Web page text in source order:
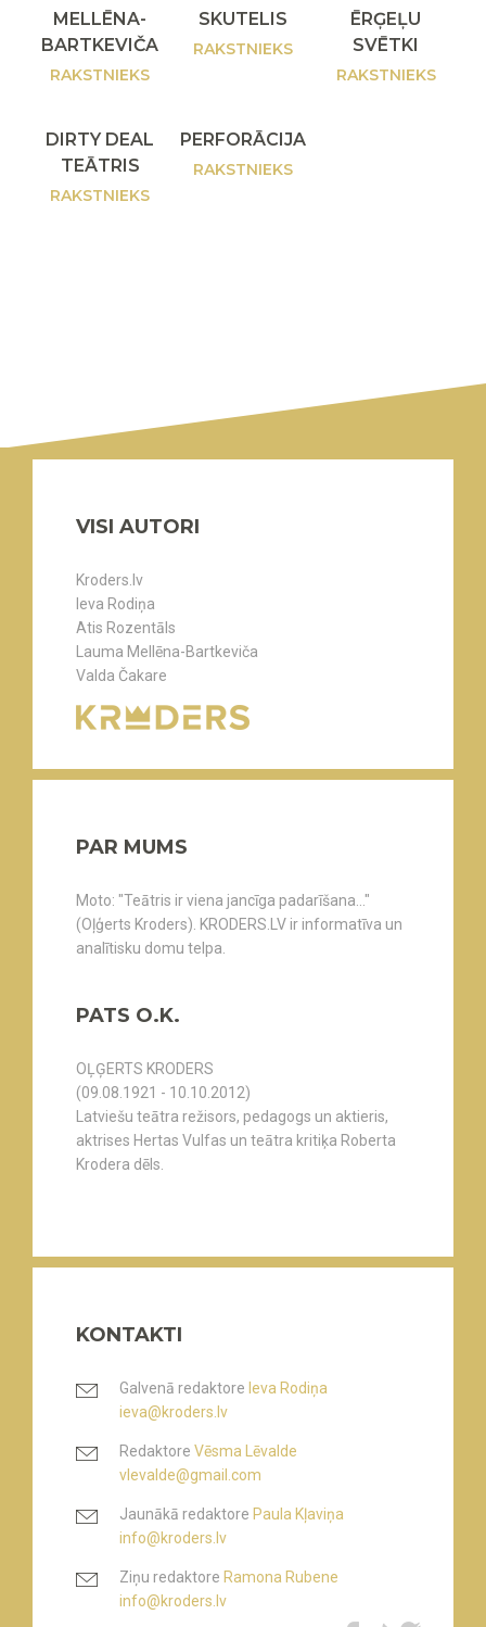
MELLĒNA-
BARTKEVIČA
RAKSTNIEKS
SKUTELIS
RAKSTNIEKS
ĒRĢEĻU
SVĒTKI
RAKSTNIEKS
DIRTY DEAL
TEĀTRIS
RAKSTNIEKS
PERFORĀCIJA
RAKSTNIEKS
VISI AUTORI
Kroders.lv
Ieva Rodiņa
Atis Rozentāls
Lauma Mellēna-Bartkeviča
Valda Čakare
PAR MUMS
Moto: "Teātris ir viena jancīga padarīšana..."
(Oļģerts Kroders). KRODERS.LV ir informatīva un
analītisku domu telpa.
PATS O.K.
OĻĢERTS KRODERS
(09.08.1921 - 10.10.2012)
Latviešu teātra režisors, pedagogs un aktieris,
aktrises Hertas Vulfas un teātra kritiķa Roberta
Krodera dēls.
KONTAKTI
Galvenā redaktore Ieva Rodiņa
ieva@kroders.lv
Redaktore Vēsma Lēvalde
vlevalde@gmail.com
Jaunākā redaktore Paula Kļaviņa
info@kroders.lv
Ziņu redaktore Ramona Rubene
info@kroders.lv